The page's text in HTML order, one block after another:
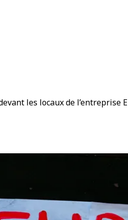
les locaux de l’entreprise